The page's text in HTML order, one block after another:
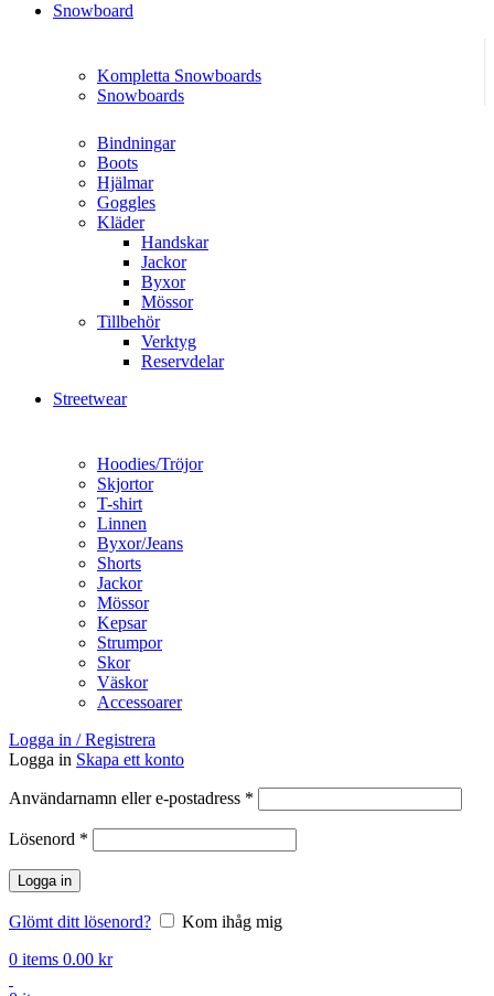
Snowboard
Kompletta Snowboards
Snowboards
Bindningar
Boots
Hjälmar
Goggles
Kläder
Handskar
Jackor
Byxor
Mössor
Tillbehör
Verktyg
Reservdelar
Streetwear
Hoodies/Tröjor
Skjortor
T-shirt
Linnen
Byxor/Jeans
Shorts
Jackor
Mössor
Kepsar
Strumpor
Skor
Väskor
Accessoarer
Logga in / Registrera
Logga in Skapa ett konto
Användarnamn eller e-postadress *
Lösenord *
Logga in
Glömt ditt lösenord?
Kom ihåg mig
0 items 0.00 kr